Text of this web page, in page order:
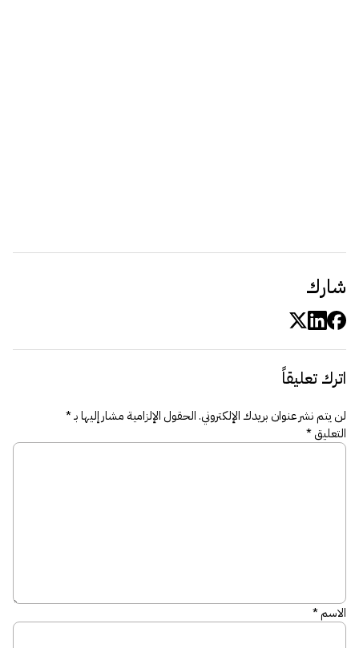
شارك
اترك تعليقاً
لن يتم نشر عنوان بريدك الإلكتروني.الحقول الإلزامية مشار إليها بـ*
التعليق*
الاسم*